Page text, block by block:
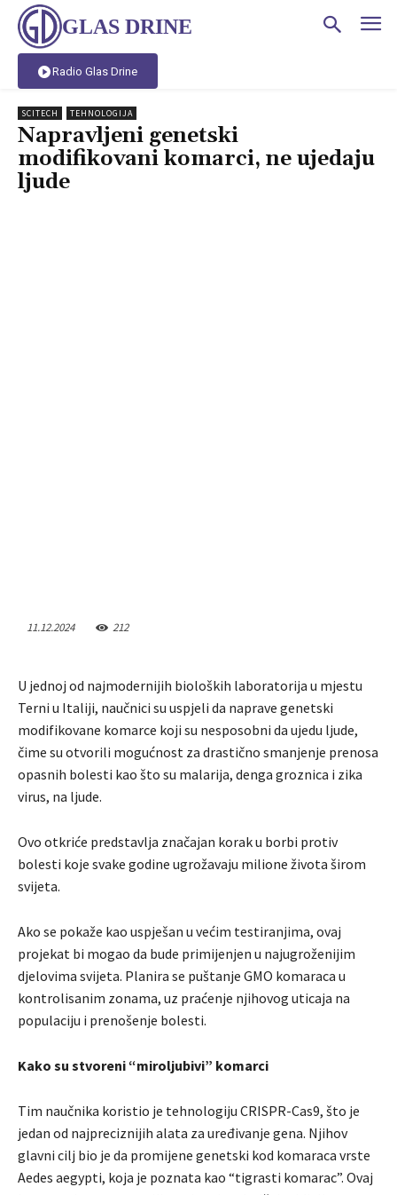
GLAS DRINE
Radio Glas Drine
SCITECH TEHNOLOGIJA
Napravljeni genetski
modifikovani komarci, ne ujedaju
ljude
11.12.2024 212
U jednoj od najmodernijih bioloških laboratorija u mjestu
Terni u Italiji, naučnici su uspjeli da naprave genetski
modifikovane komarce koji su nesposobni da ujedu ljude,
čime su otvorili mogućnost za drastično smanjenje prenosa
opasnih bolesti kao što su malarija, denga groznica i zika
virus, na ljude.
Ovo otkriće predstavlja značajan korak u borbi protiv
bolesti koje svake godine ugrožavaju milione života širom
svijeta.
Ako se pokaže kao uspješan u većim testiranjima, ovaj
projekat bi mogao da bude primijenjen u najugroženijim
djelovima svijeta. Planira se puštanje GMO komaraca u
kontrolisanim zonama, uz praćenje njihovog uticaja na
populaciju i prenošenje bolesti.
Kako su stvoreni “miroljubivi” komarci
Tim naučnika koristio je tehnologiju CRISPR-Cas9, što je
jedan od najpreciznijih alata za uređivanje gena. Njihov
glavni cilj bio je da promijene genetski kod komaraca vrste
Aedes aegypti, koja je poznata kao “tigrasti komarac”. Ovaj